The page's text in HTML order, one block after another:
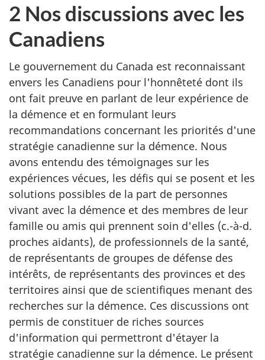
2 Nos discussions avec les
Canadiens
Le gouvernement du Canada est reconnaissant
envers les Canadiens pour l'honnêteté dont ils
ont fait preuve en parlant de leur expérience de
la démence et en formulant leurs
recommandations concernant les priorités d'une
stratégie canadienne sur la démence. Nous
avons entendu des témoignages sur les
expériences vécues, les défis qui se posent et les
solutions possibles de la part de personnes
vivant avec la démence et des membres de leur
famille ou amis qui prennent soin d'elles (c.-à-d.
proches aidants), de professionnels de la santé,
de représentants de groupes de défense des
intérêts, de représentants des provinces et des
territoires ainsi que de scientifiques menant des
recherches sur la démence. Ces discussions ont
permis de constituer de riches sources
d'information qui permettront d'étayer la
stratégie canadienne sur la démence. Le présent